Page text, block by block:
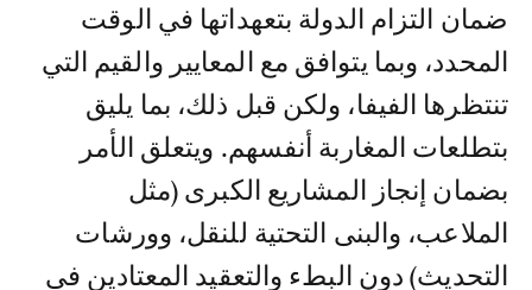
ضمان التزام الدولة بتعهداتها في الوقت
المحدد، وبما يتوافق مع المعايير والقيم التي
تنتظرها الفيفا، ولكن قبل ذلك، بما يليق
بتطلعات المغاربة أنفسهم. ويتعلق الأمر
بضمان إنجاز المشاريع الكبرى (مثل
الملاعب، والبنى التحتية للنقل، وورشات
التحديث) دون البطء والتعقيد المعتادين في